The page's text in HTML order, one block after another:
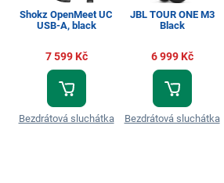
Shokz OpenMeet UC
USB-A, black
7 599 Kč
Bezdrátová sluchátka
JBL TOUR ONE M3
Black
6 999 Kč
Bezdrátová sluchátka